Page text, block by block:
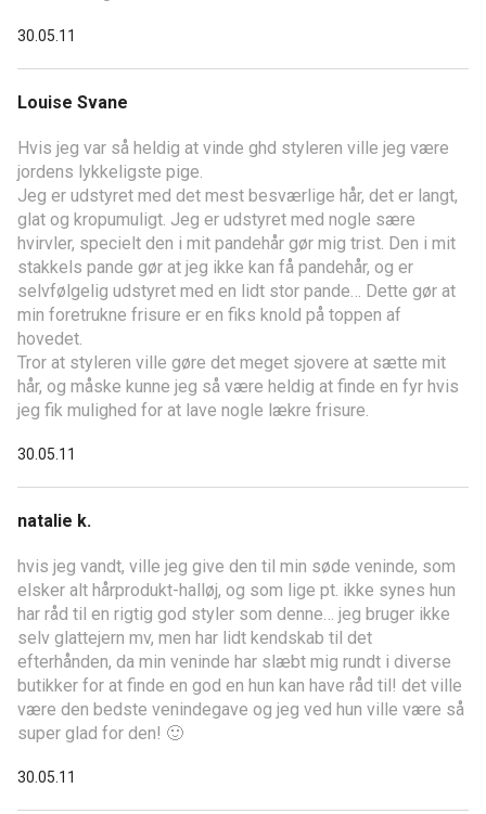
30.05.11
Louise Svane
Hvis jeg var så heldig at vinde ghd styleren ville jeg være
jordens lykkeligste pige.
Jeg er udstyret med det mest besværlige hår, det er langt,
glat og kropumuligt. Jeg er udstyret med nogle sære
hvirvler, specielt den i mit pandehår gør mig trist. Den i mit
stakkels pande gør at jeg ikke kan få pandehår, og er
selvfølgelig udstyret med en lidt stor pande… Dette gør at
min foretrukne frisure er en fiks knold på toppen af
hovedet.
Tror at styleren ville gøre det meget sjovere at sætte mit
hår, og måske kunne jeg så være heldig at finde en fyr hvis
jeg fik mulighed for at lave nogle lækre frisure.
30.05.11
natalie k.
hvis jeg vandt, ville jeg give den til min søde veninde, som
elsker alt hårprodukt-halløj, og som lige pt. ikke synes hun
har råd til en rigtig god styler som denne… jeg bruger ikke
selv glattejern mv, men har lidt kendskab til det
efterhånden, da min veninde har slæbt mig rundt i diverse
butikker for at finde en god en hun kan have råd til! det ville
være den bedste venindegave og jeg ved hun ville være så
super glad for den! 🙂
30.05.11